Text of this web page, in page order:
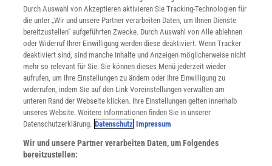
Wale
Wale zählen zu den größten Tieren der Welt – und zu den
intelligentesten Meeresbewohnern
Durch Auswahl von Akzeptieren aktivieren Sie Tracking-Technologien für
die unter „Wir und unsere Partner verarbeiten Daten, um Ihnen Dienste
bereitzustellen“ aufgeführten Zwecke. Durch Auswahl von Alle ablehnen
oder Widerruf Ihrer Einwilligung werden diese deaktiviert. Wenn Tracker
deaktiviert sind, sind manche Inhalte und Anzeigen möglicherweise nicht
mehr so relevant für Sie. Sie können dieses Menü jederzeit wieder
aufrufen, um Ihre Einstellungen zu ändern oder Ihre Einwilligung zu
widerrufen, indem Sie auf den Link Voreinstellungen verwalten am
unteren Rand der Webseite klicken. Ihre Einstellungen gelten innerhalb
unseres Website. Weitere Informationen finden Sie in unserer
Datenschutzerklärung. Datenschutz Impressum
Wir und unsere Partner verarbeiten Daten, um Folgendes
bereitzustellen: